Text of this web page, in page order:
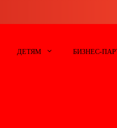
ДЕТЯМ БИЗНЕС-